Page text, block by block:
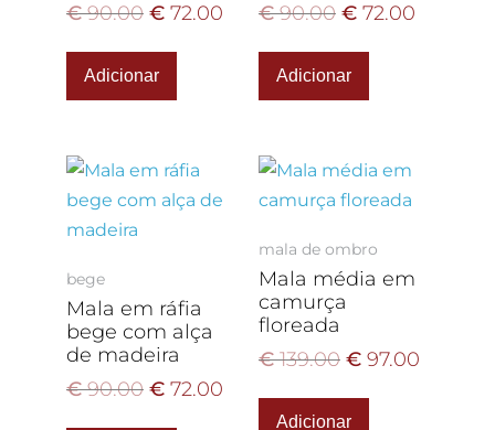
€90.00 € 72.00
Adicionar
€90.00 € 72.00
Adicionar
bege
Mala em ráfia
bege com alça
de madeira
€90.00 € 72.00
mala de ombro
Mala média em
camurça
floreada
€139.00 € 97.00
Adicionar